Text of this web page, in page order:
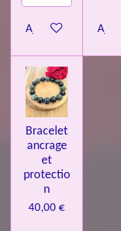
Ajouter au panier
Bracelet
ancrage
et
protectio
n
40,00 €